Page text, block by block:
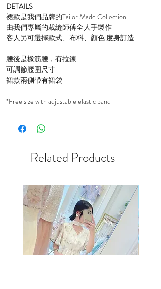
DETAILS
裙款是我們品牌的Tailor Made Collection
由我們專屬的裁縫師傅全人手製作
客人另可選擇款式、布料、顏色 度身訂造
腰後是橡筋腰，有拉錬
可調節腰圍尺寸
裙款兩側帶有裙袋
*Free size with adjustable elastic band
Related Products